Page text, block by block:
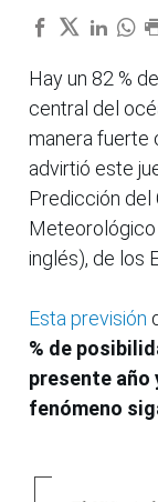
Hay un 82 %
central del
manera fuerte
advirtió este
Predicción del
Meteorológico
inglés), de los
Esta previsión
% de
presente año
fenómeno